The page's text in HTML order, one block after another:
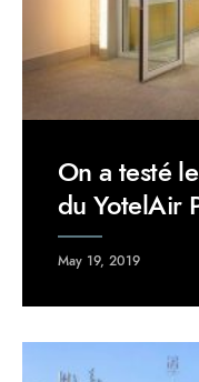
On a testé
du YotelAir
May 19, 2019